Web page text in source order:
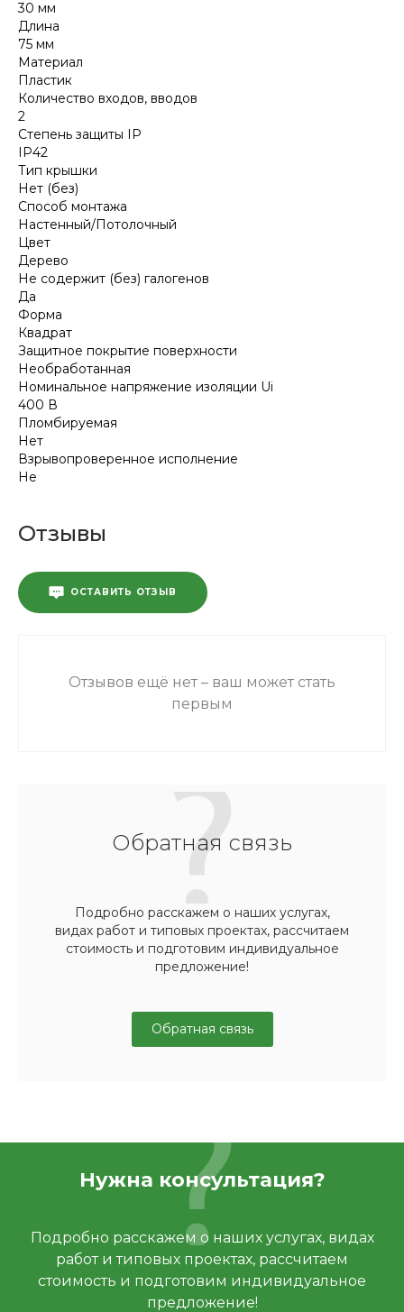
30 мм
Длина
75 мм
Материал
Пластик
Количество входов, вводов
2
Степень защиты IP
IP42
Тип крышки
Нет (без)
Способ монтажа
Настенный/Потолочный
Цвет
Дерево
Не содержит (без) галогенов
Да
Форма
Квадрат
Защитное покрытие поверхности
Необработанная
Номинальное напряжение изоляции Ui
400 В
Пломбируемая
Нет
Взрывопроверенное исполнение
Не
Отзывы
ОСТАВИТЬ ОТЗЫВ
Отзывов ещё нет – ваш может стать
первым
Обратная связь
Подробно расскажем о наших услугах,
видах работ и типовых проектах, рассчитаем
стоимость и подготовим индивидуальное
предложение!
Обратная связь
Нужна консультация?
Подробно расскажем о наших услугах, видах
работ и типовых проектах, рассчитаем
стоимость и подготовим индивидуальное
предложение!